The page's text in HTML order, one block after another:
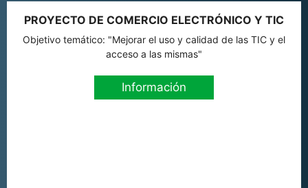
PROYECTO DE COMERCIO ELECTRÓNICO Y TIC
Objetivo temático: "Mejorar el uso y calidad de las TIC y el
acceso a las mismas"
Información